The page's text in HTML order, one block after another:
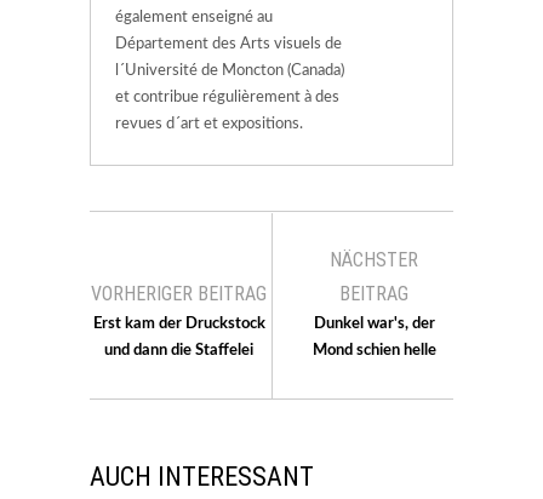
également enseigné au
Département des Arts visuels de
l´Université de Moncton (Canada)
et contribue régulièrement à des
revues d´art et expositions.
VORHERIGER BEITRAG
Erst kam der Druckstock
und dann die Staffelei
NÄCHSTER
BEITRAG
Dunkel war's, der
Mond schien helle
AUCH INTERESSANT